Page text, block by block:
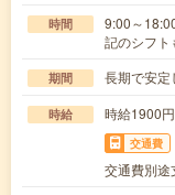
時間
9:00～
記のシフ
期間 長期で安定
時給 時給1900
交通費
交通費別途